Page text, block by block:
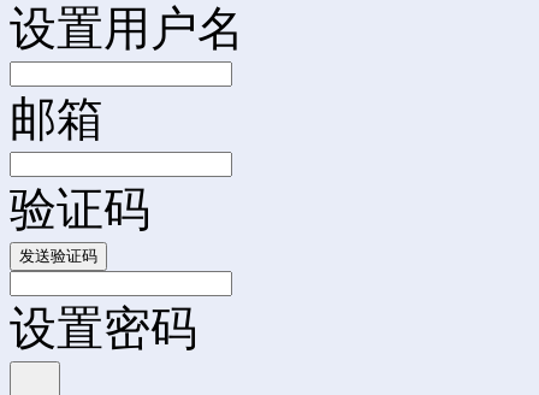
设置用户名
邮箱
验证码
发送验证码
设置密码